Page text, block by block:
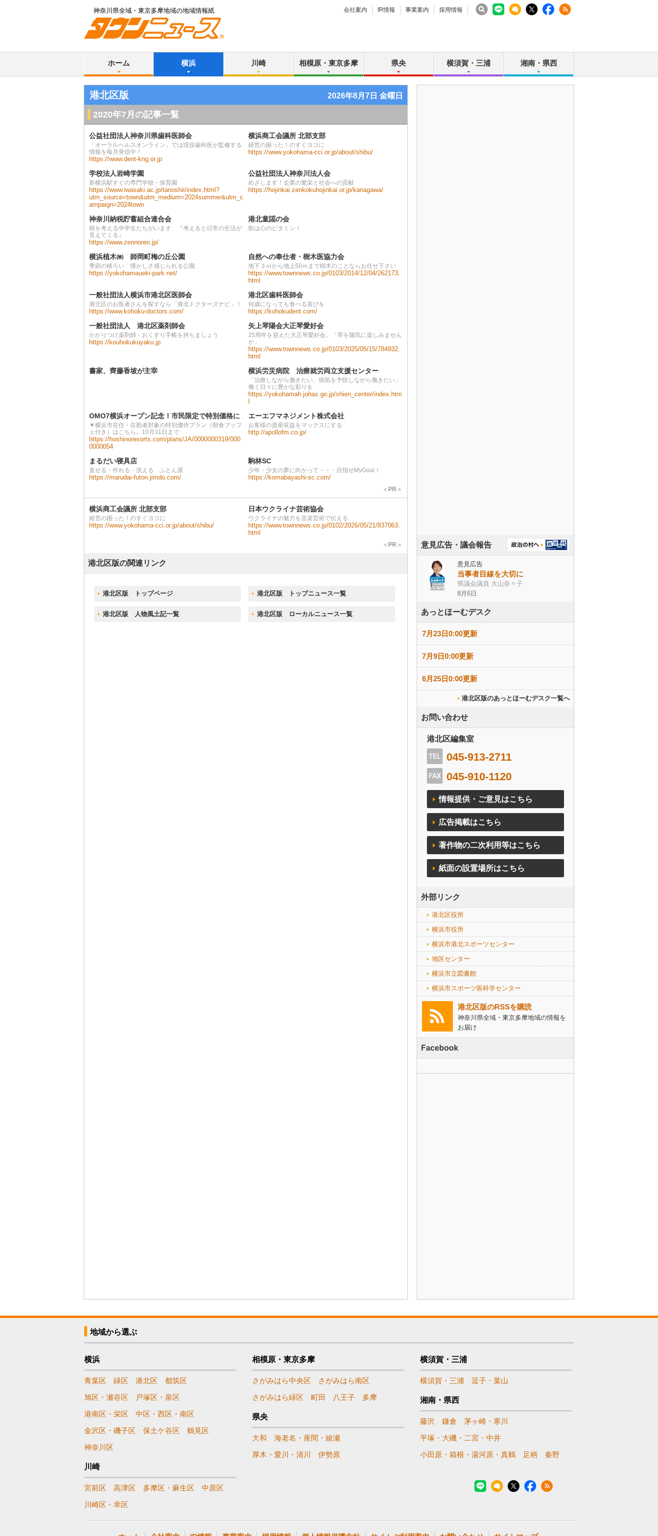
神奈川県全域・東京多摩地域の地域情報紙 会社案内 IR情報 事業案内 採用情報
ホーム 横浜 川崎 相模原・東京多摩 県央 横須賀・三浦 湘南・県西
港北区版 2026年8月7日 金曜日
2020年7月の記事一覧
公益社団法人神奈川県歯科医師会
「オーラルヘルスオンライン」では現役歯科医が監修する
情報を毎月発信中！
https://www.dent-kng.or.jp
横浜商工会議所 北部支部
経営の困った！のすぐヨコに
https://www.yokohama-cci.or.jp/about/shibu/
学校法人岩崎学園
新横浜駅すぐの専門学校・保育園
https://www.iwasaki.ac.jp/tanoshii/index.html?
utm_source=town&utm_medium=2024summer&utm_c
ampaign=2024town
公益社団法人神奈川法人会
めざします！企業の繁栄と社会への貢献
https://hojinkai.zenkokuhojinkai.or.jp/kanagawa/
神奈川納税貯蓄組合連合会
税を考える中学生たちがいます 『考えると日常の生活が
見えてくる』
https://www.zennoren.jp/
港北童謡の会
歌は心のビタミン！
横浜植木㈱ 師岡町梅の丘公園
季節の移ろい 懐かしさ感じられる公園
https://yokohamaueki-park.net/
自然への奉仕者・樹木医協力会
地下３ｍから地上50ｍまで樹木のことならお任せ下さい
https://www.townnews.co.jp/0103/2014/12/04/262173.
html
一般社団法人横浜市港北区医師会
港北区のお医者さんを探すなら「港北ドクターズナビ」！
https://www.kohoku-doctors.com/
港北区歯科医師会
何歳になっても食べる喜びを
https://kohokudent.com/
一般社団法人 港北区薬剤師会
かかりつけ薬剤師・おくすり手帳を持ちましょう
https://kouhokukuyaku.jp
矢上琴陽会大正琴愛好会
25周年を迎えた大正琴愛好会。「琴を陽気に楽しみません
か」
https://www.townnews.co.jp/0103/2025/05/15/784932.
html
書家、齊藤香坡が主宰 横浜労災病院 治療就労両立支援センター
「治療しながら働きたい、病気を予防しながら働きたい」
働く日々に豊かな彩りを
https://yokohamah.johas.go.jp/shien_center/index.htm
OMO7横浜オープン記念！市民限定で特別価格に
▼横浜市在住・在勤者対象の特別優待プラン（朝食ブッフ
ェ付き）はこちら。10月31日まで
https://hoshinoresorts.com/plans/JA/0000000319/000
0000054
エーエフマネジメント株式会社
お客様の資産収益をマックスにする
http://apollofm.co.jp/
まるだい寝具店
直せる・作れる・洗える ふとん屋
https://marudai-futon.jimdo.com/
駒林SC
少年・少女の夢に向かって・・・目指せMyGoal！
https://komabayashi-sc.com/
＜PR＞
横浜商工会議所 北部支部
経営の困った！のすぐヨコに
https://www.yokohama-cci.or.jp/about/shibu/
日本ウクライナ芸術協会
ウクライナの魅力を音楽芸術で伝える
https://www.townnews.co.jp/0102/2026/05/21/837063.
html
＜PR＞
港北区版の関連リンク
港北区版 トップページ 港北区版 トップニュース一覧
港北区版 人物風土記一覧 港北区版 ローカルニュース一覧
意見広告・議会報告
意見広告
当事者目線を大切に
県議会議員 大山奈々子
8月6日
あっとほーむデスク
7月23日0:00更新
7月9日0:00更新
6月25日0:00更新
港北区版のあっとほーむデスク一覧へ
お問い合わせ
港北区編集室
045-913-2711
045-910-1120
情報提供・ご意見はこちら
広告掲載はこちら
著作物の二次利用等はこちら
紙面の設置場所はこちら
外部リンク
港北区役所
横浜市役所
横浜市港北スポーツセンター
地区センター
横浜市立図書館
横浜市スポーツ医科学センター
港北区版のRSSを購読
神奈川県全域・東京多摩地域の情報を
お届け
Facebook
地域から選ぶ
横浜
青葉区 緑区 港北区
都筑区
旭区・瀬谷区
戸塚区・泉区
港南区・栄区
中区・西区・南区
金沢区・磯子区
保土ケ谷区
鶴見区
神奈川区
川崎
宮前区 高津区 多摩区・麻生区
中原区
川崎区・幸区
相模原・東京多摩
さがみはら中央区
さがみはら南区
さがみはら緑区
町田 八王子 多摩
県央
大和
海老名・座間・綾瀬
厚木・愛川・清川
伊勢原
横須賀・三浦
横須賀・三浦 逗子・葉山
湘南・県西
藤沢 鎌倉
茅ヶ崎・寒川
平塚・大磯・二宮・中井
小田原・箱根・湯河原・真鶴
足柄 秦野